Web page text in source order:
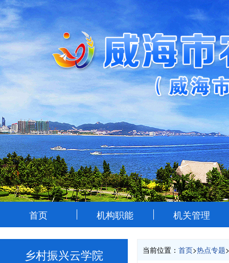
首页 机构职能 机关管理
乡村振兴云学院 当前位置： 首页>热点专题>